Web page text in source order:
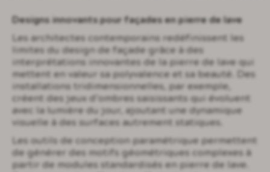
Designs innovants pour façades en pierre de lave
Les architectes contemporains redéfinissent les
limites du design de façade grâce à des
interprétations innovantes de la pierre de lave qui
mettent en valeur sa polyvalence et sa beauté. Des
installations tridimensionnelles, par exemple,
créent des jeux d’ombres saisissants qui évoluent
avec la lumière du jour, ajoutant une dynamique
visuelle à des surfaces autrement statiques.
Les outils de conception paramétrique permettent
de générer des motifs géométriques complexes à
partir de modules standardisés en pierre de lave.